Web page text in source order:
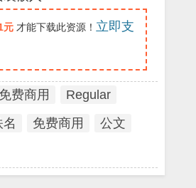
元 才能下载此资源！ 立即支
费商用
Regular
名 免费商用
公文